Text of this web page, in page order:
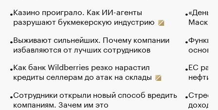
Казино проиграло. Как ИИ-агенты
разрушают букмекерскую индустрию
Выживают сильнейших. Почему компании
избавляются от лучших сотрудников
Как банк Wildberries резко нарастил
кредиты селлерам до атак на склады
Сотрудники открыли новый способ вредить
компаниям. Зачем им это
Маск в
основ
ЕС
нефти